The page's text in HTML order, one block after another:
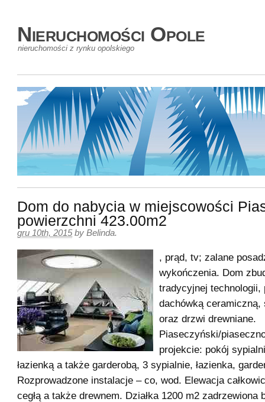
Nieruchomości Opole
nieruchomości z rynku opolskiego
Dom do nabycia w miejscowości
powierzchni 423.00m2
gru 10th, 2015 by Belinda.
, prąd, tv; zalane
wykończenia. Dom
tradycyjnej technologii,
dachówką ceramiczną,
oraz drzwi drewniane.
Piaseczyński/
projekcie: pokój
łazienką a także garderobą, 3 sypialnie, łazienka,
Rozprowadzone instalacje – co, wod. Elewacja
cegłą a także drewnem. Działka 1200 m2 zadrzewiona